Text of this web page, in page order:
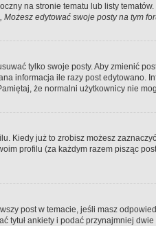
na stronie tematu lub listy
edytować swoje posty na tym
tylko swoje posty. Aby zmienić
informacja ile razy post
że normalni użytkownicy nie
Kiedy już to zrobisz możesz
profilu (za każdym razem pisząc
post w temacie, jeśli masz
tytuł ankiety i podać przynajmniej